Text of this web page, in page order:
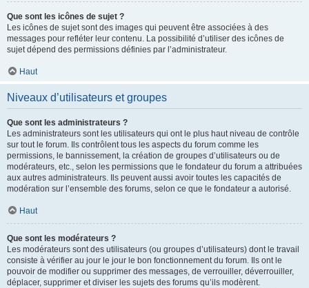
Que sont les icônes de sujet ?
Les icônes de sujet sont des images qui peuvent être associées à des
messages pour refléter leur contenu. La possibilité d’utiliser des icônes de
sujet dépend des permissions définies par l’administrateur.
Haut
Niveaux d’utilisateurs et groupes
Que sont les administrateurs ?
Les administrateurs sont les utilisateurs qui ont le plus haut niveau de contrôle
sur tout le forum. Ils contrôlent tous les aspects du forum comme les
permissions, le bannissement, la création de groupes d’utilisateurs ou de
modérateurs, etc., selon les permissions que le fondateur du forum a attribuées
aux autres administrateurs. Ils peuvent aussi avoir toutes les capacités de
modération sur l’ensemble des forums, selon ce que le fondateur a autorisé.
Haut
Que sont les modérateurs ?
Les modérateurs sont des utilisateurs (ou groupes d’utilisateurs) dont le travail
consiste à vérifier au jour le jour le bon fonctionnement du forum. Ils ont le
pouvoir de modifier ou supprimer des messages, de verrouiller, déverrouiller,
déplacer, supprimer et diviser les sujets des forums qu’ils modèrent.